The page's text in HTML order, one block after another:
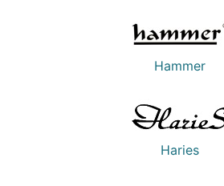
Hammer
Haries